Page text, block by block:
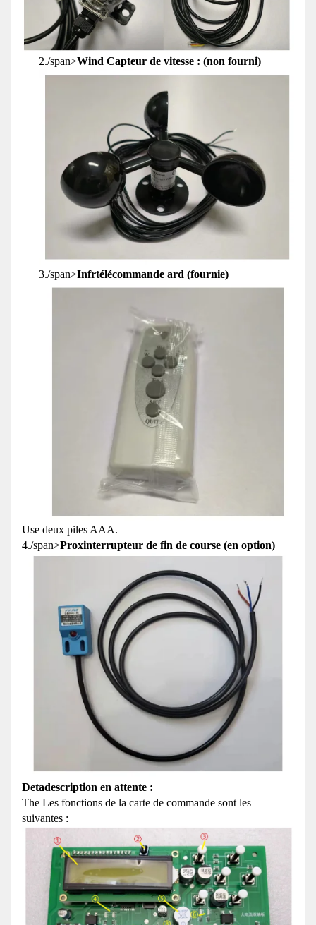
2./span>Wind Capteur de vitesse : (non fourni)
3./span>Infrtélécommande ard (fournie)
Use deux piles AAA.
4./span>Proxinterrupteur de fin de course (en option)
Detadescription en attente :
The Les fonctions de la carte de commande sont les
suivantes :